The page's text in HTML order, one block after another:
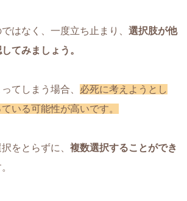
はなく、一度立ち止まり、 選択肢が他
てみましょう。
てしまう場合、 必死に考えようとし
いる可能性が高いです。
をとらずに、 複数選択することができ